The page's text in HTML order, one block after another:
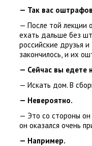
— Так вас
— После той лекции
ехать дальше без
российские друзья
закончилось, и их
— Сейчас вы едете
— Искать дом. В
— Невероятно.
— Это со стороны
он оказался очень
— Например.